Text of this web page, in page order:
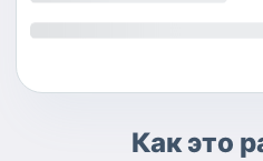
Как это